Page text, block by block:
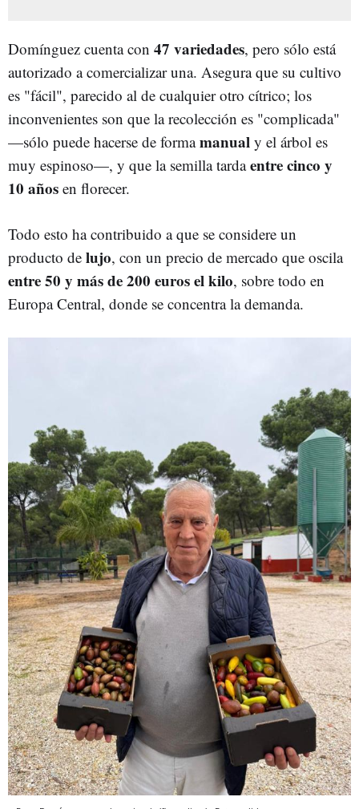
Domínguez cuenta con 47 variedades, pero sólo está
autorizado a comercializar una. Asegura que su cultivo
es "fácil", parecido al de cualquier otro cítrico; los
inconvenientes son que la recolección es "complicada"
—sólo puede hacerse de formamanual y el árbol es
muy espinoso—, y que la semilla tardaentre cinco y
10 años en florecer.
Todo esto ha contribuido a que se considere un
producto de lujo, con un precio de mercado que oscila
entre 50 y más de 200 euros el kilo, sobre todo en
Europa Central, donde se concentra la demanda.